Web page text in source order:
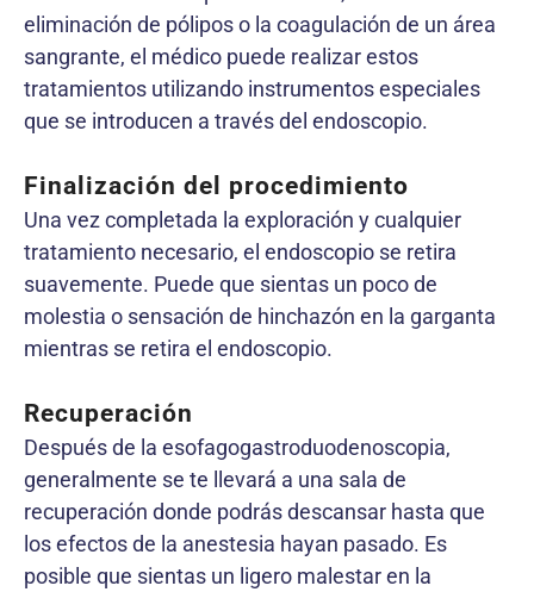
eliminación de pólipos o la coagulación de un área
sangrante, el médico puede realizar estos
tratamientos utilizando instrumentos especiales
que se introducen a través del endoscopio.
Finalización del procedimiento
Una vez completada la exploración y cualquier
tratamiento necesario, el endoscopio se retira
suavemente. Puede que sientas un poco de
molestia o sensación de hinchazón en la garganta
mientras se retira el endoscopio.
Recuperación
Después de la esofagogastroduodenoscopia,
generalmente se te llevará a una sala de
recuperación donde podrás descansar hasta que
los efectos de la anestesia hayan pasado. Es
posible que sientas un ligero malestar en la